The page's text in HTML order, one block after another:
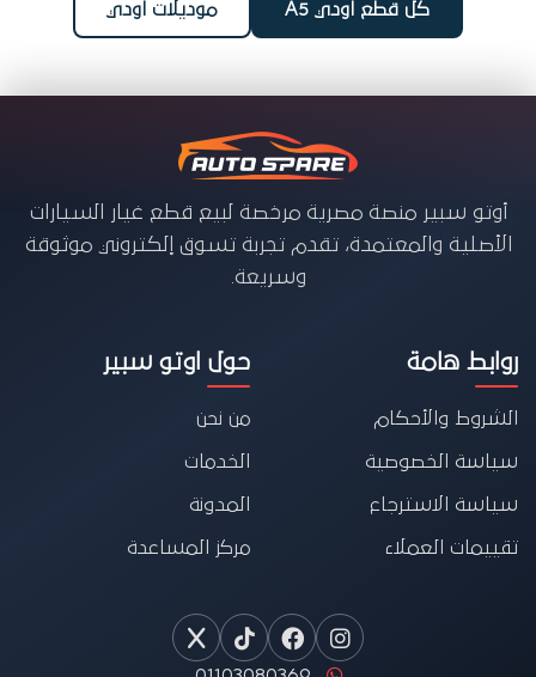
كل قطع اودي A5 موديلات اودي
أوتو سبير منصة مصرية مرخصة لبيع قطع غيار السيارات
الأصلية والمعتمدة، تقدم تجربة تسوق إلكتروني موثوقة
وسريعة.
روابط هامة
الشروط والأحكام
سياسة الخصوصية
سياسة الاسترجاع
تقييمات العملاء
حول اوتو سبير
من نحن
الخدمات
المدونة
مركز المساعدة